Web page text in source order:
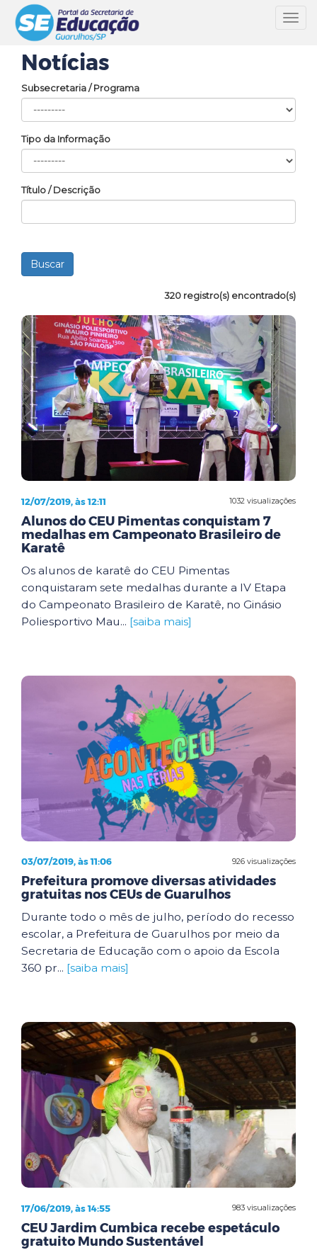
Notícias
Subsecretaria / Programa
Tipo da Informação
Título / Descrição
320 registro(s) encontrado(s)
1032 visualizações
12/07/2019, às 12:11
Alunos do CEU Pimentas conquistam 7
medalhas em Campeonato Brasileiro de
Karatê
Os alunos de karatê do CEU Pimentas
conquistaram sete medalhas durante a IV Etapa
do Campeonato Brasileiro de Karatê, no Ginásio
Poliesportivo Mau... [saiba mais]
926 visualizações
03/07/2019, às 11:06
Prefeitura promove diversas atividades
gratuitas nos CEUs de Guarulhos
Durante todo o mês de julho, período do recesso
escolar, a Prefeitura de Guarulhos por meio da
Secretaria de Educação com o apoio da Escola
360 pr... [saiba mais]
983 visualizações
17/06/2019, às 14:55
CEU Jardim Cumbica recebe espetáculo
gratuito Mundo Sustentável